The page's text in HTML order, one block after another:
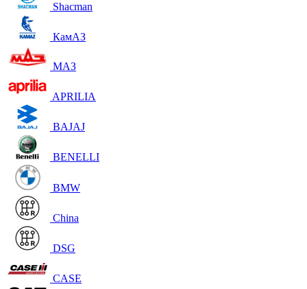
Shacman
КамАЗ
МАЗ
APRILIA
BAJAJ
BENELLI
BMW
China
DSG
CASE